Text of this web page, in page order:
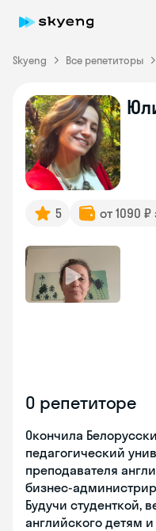
Skyeng Все репетиторы
5 от 1090
О репетиторе
Окончила
педагогический
преподавателя
бизнес-
Будучи студенткой,
английского детям
Skyeng Chat
online